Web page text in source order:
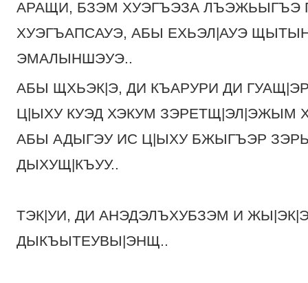
АРАЩИ, БЗЭМ ХУЭГЪЭЗА ЛЪЭЖЬЫГЪЭ
ХУЭГЪАПСАУЭ, АБЫ ЕХЬЭЛ|АУЭ
ЭМАЛЫНШЭУЭ..
АБЫ ЩХЬЭК|Э, ДИ КЪАРУРИ ДИ
Ц|ЫХУ КУЭД ХЭКУМ ЗЭРЕТЩ|ЭЛ|ЭЖЫМ
АБЫ АДЫГЭУ ИС Ц|ЫХУ БЖЫГЪЭР
ДЫХУЩ|КЪУУ..
ТЭК|УИ, ДИ АНЭДЭЛЪХУБЗЭМ И
ДЫКЪЫТЕУВЫ|ЭНЩ..